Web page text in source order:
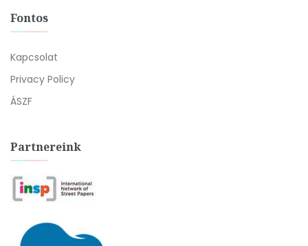
Fontos
Kapcsolat
Privacy Policy
ÁSZF
Partnereink